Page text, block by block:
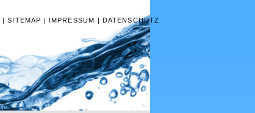
| SITEMAP | IMPRESSUM | DATENSCHUTZ